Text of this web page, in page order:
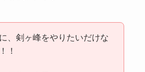
、剣ヶ峰をやりたいだけな
！